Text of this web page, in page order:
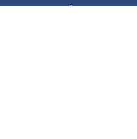
Название онлайн медиа —